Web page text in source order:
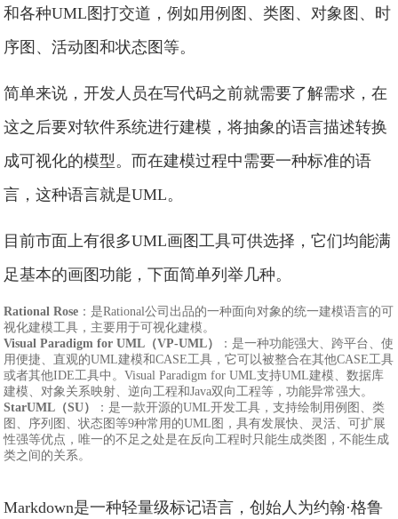
和各种UML图打交道，例如用例图、类图、对象图、时
序图、活动图和状态图等。
简单来说，开发人员在写代码之前就需要了解需求，在
这之后要对软件系统进行建模，将抽象的语言描述转换
成可视化的模型。而在建模过程中需要一种标准的语
言，这种语言就是UML。
目前市面上有很多UML画图工具可供选择，它们均能满
足基本的画图功能，下面简单列举几种。
Rational Rose ：是Rational公司出品的一种面向对象的统一建模语言的可
视化建模工具，主要用于可视化建模。
Visual Paradigm for UML（VP-UML）
：是一种功能强大、跨平台、使
用便捷、直观的UML建模和CASE工具，它可以被整合在其他CASE工具
或者其他IDE工具中。Visual Paradigm for UML支持UML建模、数据库
建模、对象关系映射、逆向工程和Java双向工程等，功能异常强大。
StarUML（SU）
：是一款开源的UML开发工具，支持绘制用例图、类
图、序列图、状态图等9种常用的UML图，具有发展快、灵活、可扩展
性强等优点，唯一的不足之处是在反向工程时只能生成类图，不能生成
类之间的关系。
Markdown是一种轻量级标记语言，创始人为约翰·格鲁